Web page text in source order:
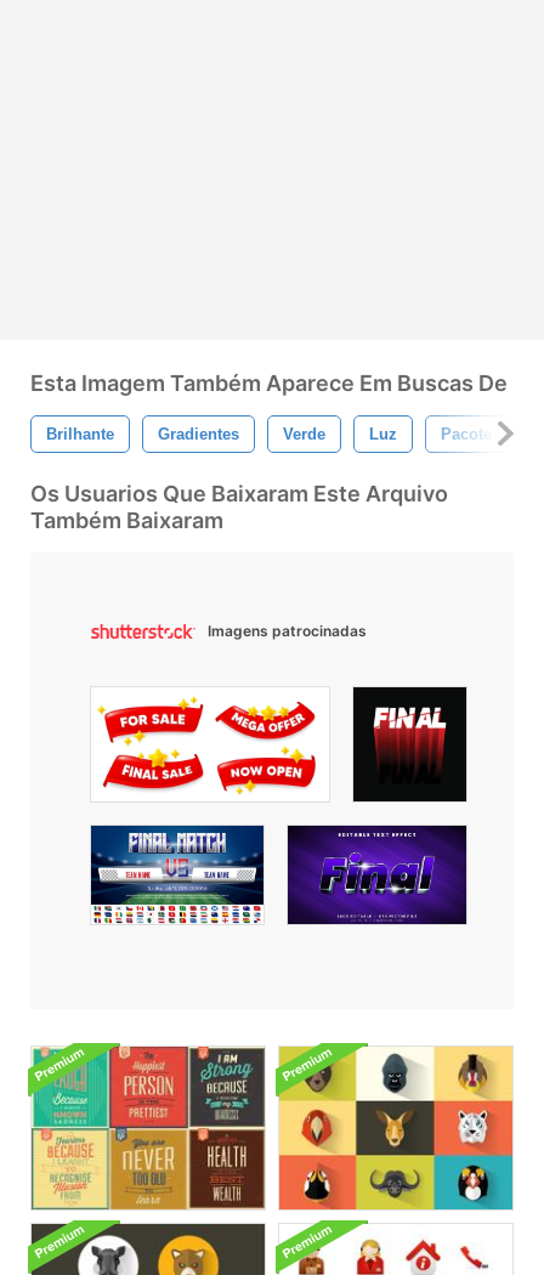
Esta Imagem Também Aparece Em Buscas De
Brilhante Gradientes Verde Luz Pacote
Os Usuarios Que Baixaram Este Arquivo
Também Baixaram
Imagens patrocinadas